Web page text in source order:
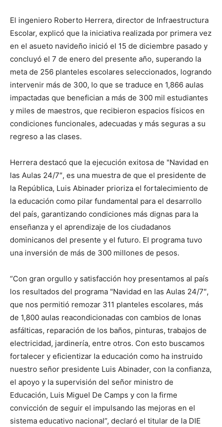
El ingeniero Roberto Herrera, director de Infraestructura
Escolar, explicó que la iniciativa realizada por primera vez
en el asueto navideño inició el 15 de diciembre pasado y
concluyó el 7 de enero del presente año, superando la
meta de 256 planteles escolares seleccionados, logrando
intervenir más de 300, lo que se traduce en 1,866 aulas
impactadas que benefician a más de 300 mil estudiantes
y miles de maestros, que recibieron espacios físicos en
condiciones funcionales, adecuadas y más seguras a su
regreso a las clases.
Herrera destacó que la ejecución exitosa de "Navidad en
las Aulas 24/7″, es una muestra de que el presidente de
la República, Luis Abinader prioriza el fortalecimiento de
la educación como pilar fundamental para el desarrollo
del país, garantizando condiciones más dignas para la
enseñanza y el aprendizaje de los ciudadanos
dominicanos del presente y el futuro. El programa tuvo
una inversión de más de 300 millones de pesos.
“Con gran orgullo y satisfacción hoy presentamos al país
los resultados del programa "Navidad en las Aulas 24/7″,
que nos permitió remozar 311 planteles escolares, más
de 1,800 aulas reacondicionadas con cambios de lonas
asfálticas, reparación de los baños, pinturas, trabajos de
electricidad, jardinería, entre otros. Con esto buscamos
fortalecer y eficientizar la educación como ha instruido
nuestro señor presidente Luis Abinader, con la confianza,
el apoyo y la supervisión del señor ministro de
Educación, Luis Miguel De Camps y con la firme
convicción de seguir el impulsando las mejoras en el
sistema educativo nacional”, declaró el titular de la DIE